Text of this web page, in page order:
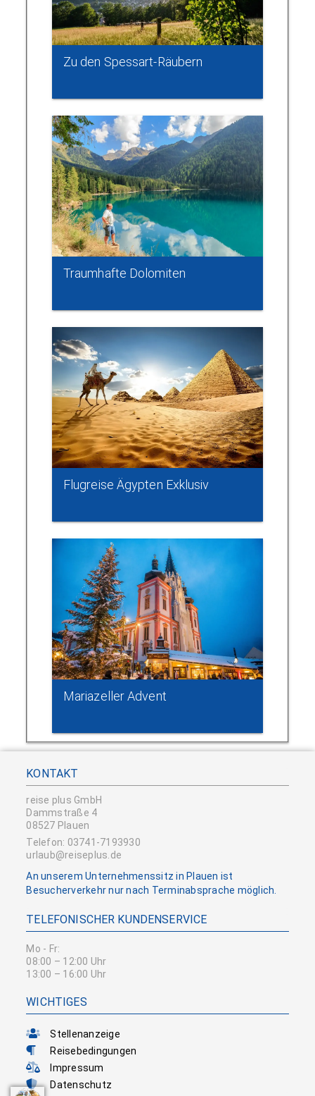
Zu den Spessart-Räubern
Traumhafte Dolomiten
Flugreise Ägypten Exklusiv
Mariazeller Advent
KONTAKT
reise plus GmbH
Dammstraße 4
08527 Plauen
Telefon: 03741-7193930
urlaub@reiseplus.de
An unserem Unternehmenssitz in Plauen ist
Besucherverkehr nur nach Terminabsprache möglich.
TELEFONISCHER KUNDENSERVICE
Mo - Fr:
08:00 – 12:00 Uhr
13:00 – 16:00 Uhr
WICHTIGES
Stellenanzeige
Reisebedingungen
Impressum
Datenschutz